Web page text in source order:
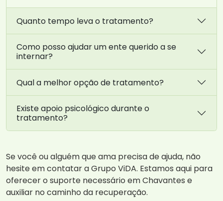
Quanto tempo leva o tratamento?
Como posso ajudar um ente querido a se
internar?
Qual a melhor opção de tratamento?
Existe apoio psicológico durante o
tratamento?
Se você ou alguém que ama precisa de ajuda, não
hesite em contatar a Grupo ViDA. Estamos aqui para
oferecer o suporte necessário em Chavantes e
auxiliar no caminho da recuperação.